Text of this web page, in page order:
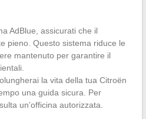
AdBlue, assicurati che il
pieno. Questo sistema riduce le
mantenuto per garantire il
la vita della tua Citroën
una guida sicura. Per
un’officina autorizzata.